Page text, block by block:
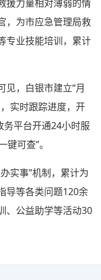
援力量相对薄弱的情
，为市应急管理局救
专业技能培训，累计
见，白银市建立“月
实时跟踪进度，开
务平台开通24小时服
可查”。
实事”机制，累计为
导等各类问题120余
、公益助学等活动30